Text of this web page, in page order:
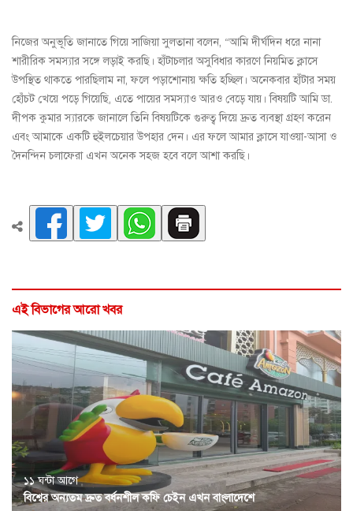
নিজের অনুভূতি জানাতে গিয়ে সাজিয়া সুলতানা বলেন, “আমি দীর্ঘদিন ধরে নানা
শারীরিক সমস্যার সঙ্গে লড়াই করছি। হাঁটাচলার অসুবিধার কারণে নিয়মিত ক্লাসে
উপস্থিত থাকতে পারছিলাম না, ফলে পড়াশোনায় ক্ষতি হচ্ছিল। অনেকবার হাঁটার সময়
হোঁচট খেয়ে পড়ে গিয়েছি, এতে পায়ের সমস্যাও আরও বেড়ে যায়। বিষয়টি আমি ডা.
দীপক কুমার স্যারকে জানালে তিনি বিষয়টিকে গুরুত্ব দিয়ে দ্রুত ব্যবস্থা গ্রহণ করেন
এবং আমাকে একটি হুইলচেয়ার উপহার দেন। এর ফলে আমার ক্লাসে যাওয়া-আসা ও
দৈনন্দিন চলাফেরা এখন অনেক সহজ হবে বলে আশা করছি।
এই বিভাগের আরো খবর
১১ ঘন্টা আগে
বিশ্বের অন্যতম দ্রুত বর্ধনশীল কফি চেইন এখন বাংলাদেশে